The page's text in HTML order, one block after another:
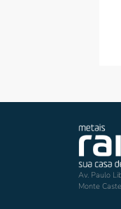
Av. Paulo
Monte